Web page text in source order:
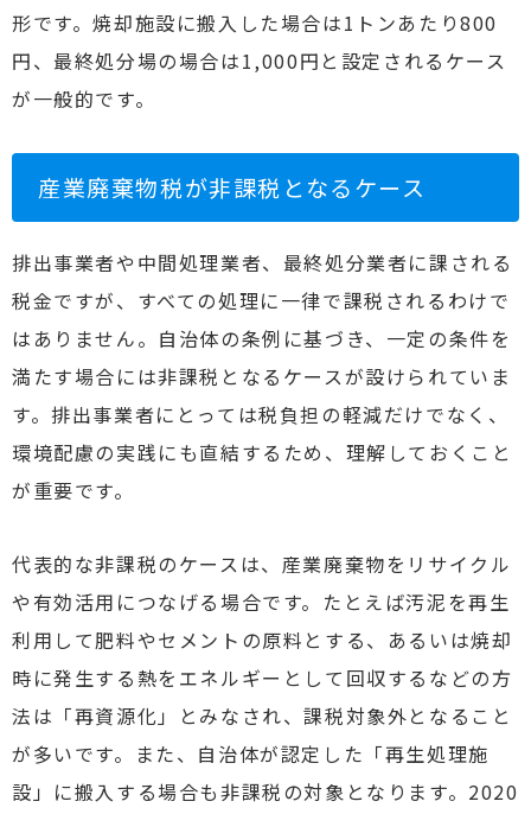
形です。焼却施設に搬入した場合は1トンあたり800
円、最終処分場の場合は1,000円と設定されるケース
が一般的です。
産業廃棄物税が非課税となるケース
排出事業者や中間処理業者、最終処分業者に課される
税金ですが、すべての処理に一律で課税されるわけで
はありません。自治体の条例に基づき、一定の条件を
満たす場合には非課税となるケースが設けられていま
す。排出事業者にとっては税負担の軽減だけでなく、
環境配慮の実践にも直結するため、理解しておくこと
が重要です。
代表的な非課税のケースは、産業廃棄物をリサイクル
や有効活用につなげる場合です。たとえば汚泥を再生
利用して肥料やセメントの原料とする、あるいは焼却
時に発生する熱をエネルギーとして回収するなどの方
法は「再資源化」とみなされ、課税対象外となること
が多いです。また、自治体が認定した「再生処理施
設」に搬入する場合も非課税の対象となります。2020